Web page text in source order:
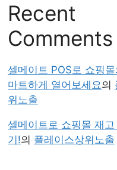
Recent
Comments
셀메이트 POS로 쇼핑
마트하게 열어보세요의
위노출
셀메이트로 쇼핑몰 재
기!의 플레이스상위노출